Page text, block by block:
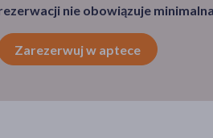
nie obowiązuje
Zarezerwuj w aptece